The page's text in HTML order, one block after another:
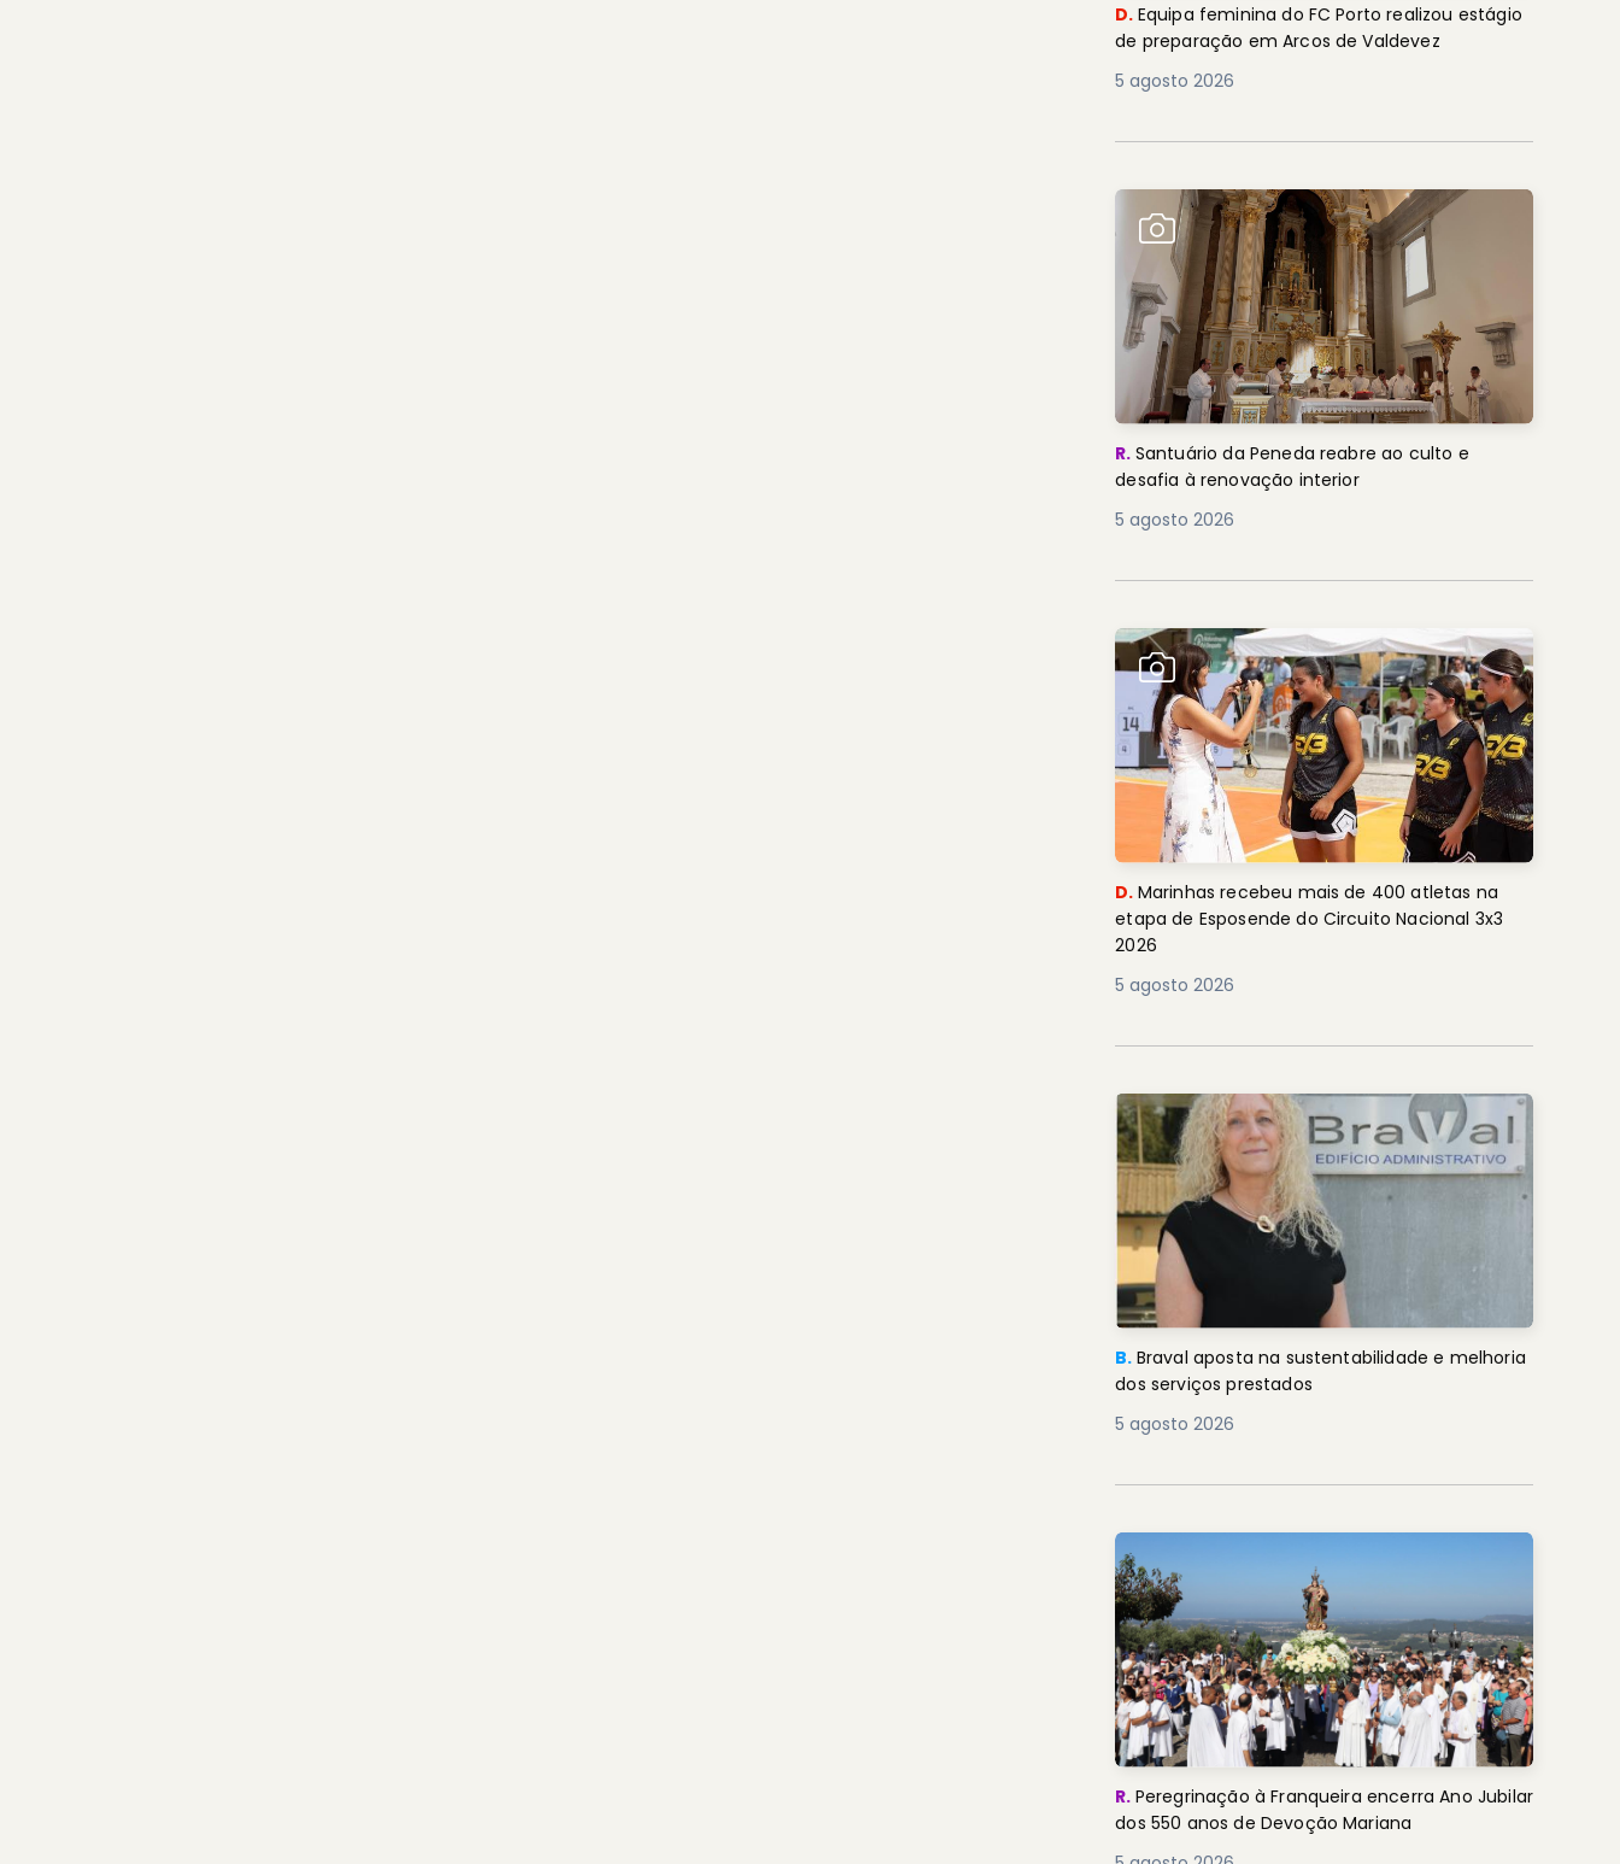
D. Equipa feminina do FC Porto realizou estágio
de preparação em Arcos de Valdevez
5 agosto 2026
R. Santuário da Peneda reabre ao culto e
desafia à renovação interior
5 agosto 2026
D. Marinhas recebeu mais de 400 atletas na
etapa de Esposende do Circuito Nacional 3x3
2026
5 agosto 2026
B. Braval aposta na sustentabilidade e melhoria
dos serviços prestados
5 agosto 2026
R. Peregrinação à Franqueira encerra Ano Jubilar
dos 550 anos de Devoção Mariana